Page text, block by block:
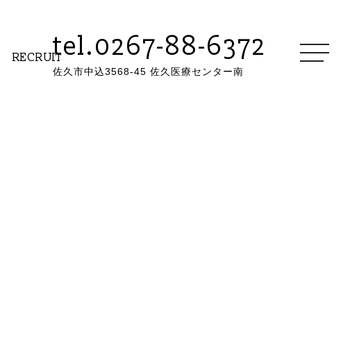
RECRUITtel.0267-88-6372
佐久市中込3568-45 佐久医療センター南